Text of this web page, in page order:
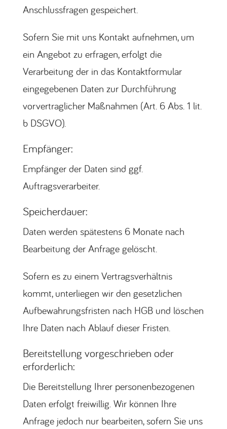
Anschlussfragen gespeichert.
Sofern Sie mit uns Kontakt aufnehmen, um
ein Angebot zu erfragen, erfolgt die
Verarbeitung der in das Kontaktformular
eingegebenen Daten zur Durchführung
vorvertraglicher Maßnahmen (Art. 6 Abs. 1 lit.
b DSGVO).
Empfänger:
Empfänger der Daten sind ggf.
Auftragsverarbeiter.
Speicherdauer:
Daten werden spätestens 6 Monate nach
Bearbeitung der Anfrage gelöscht.
Sofern es zu einem Vertragsverhältnis
kommt, unterliegen wir den gesetzlichen
Aufbewahrungsfristen nach HGB und löschen
Ihre Daten nach Ablauf dieser Fristen.
Bereitstellung vorgeschrieben oder
erforderlich:
Die Bereitstellung Ihrer personenbezogenen
Daten erfolgt freiwillig. Wir können Ihre
Anfrage jedoch nur bearbeiten, sofern Sie uns